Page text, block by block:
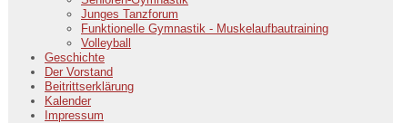
Junges Tanzforum
Funktionelle Gymnastik - Muskelaufbautraining
Volleyball
Geschichte
Der Vorstand
Beitrittserklärung
Kalender
Impressum